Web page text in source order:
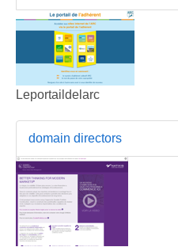
Leportaildelarc
domain directors